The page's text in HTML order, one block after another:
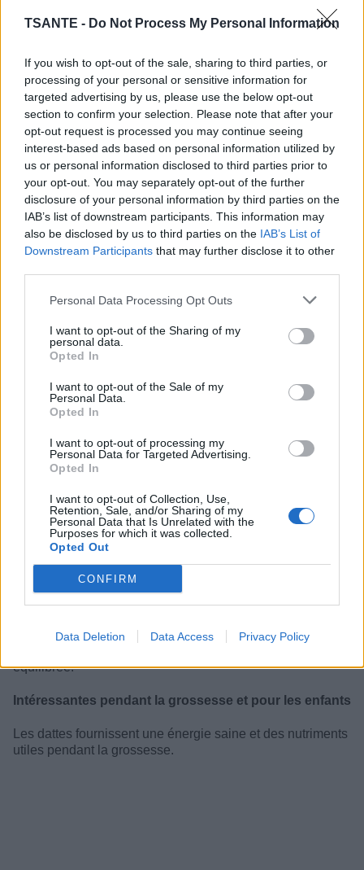
TSANTE - Do Not Process My Personal Information
If you wish to opt-out of the sale, sharing to third parties, or
processing of your personal or sensitive information for
targeted advertising by us, please use the below opt-out
section to confirm your selection. Please note that after your
opt-out request is processed you may continue seeing
interest-based ads based on personal information utilized by
us or personal information disclosed to third parties prior to
your opt-out. You may separately opt-out of the further
disclosure of your personal information by third parties on the
IAB’s list of downstream participants. This information may
also be disclosed by us to third parties on the IAB’s List of
Downstream Participants that may further disclose it to other
Personal Data Processing Opt Outs
I want to opt-out of the Sharing of my
personal data.
Opted In
I want to opt-out of the Sale of my
Personal Data.
Opted In
I want to opt-out of processing my
Personal Data for Targeted Advertising.
Opted In
I want to opt-out of Collection, Use,
Retention, Sale, and/or Sharing of my
Personal Data that Is Unrelated with the
Purposes for which it was collected.
Opted Out
CONFIRM
Data Deletion Data Access Privacy Policy
Leur forte teneur en fibres aide à réguler le transit intestinal
et à prévenir la constipation.
Une consommation modérée et régulière participe au bon
équilibre de la flore intestinale.
Bénéfiques pour le cœur
normale, tandis que les antioxydants peuvent contribuer à
équilibrée.
Intéressantes pendant la grossesse et pour les enfants
Les dattes fournissent une énergie saine et des nutriments
utiles pendant la grossesse.